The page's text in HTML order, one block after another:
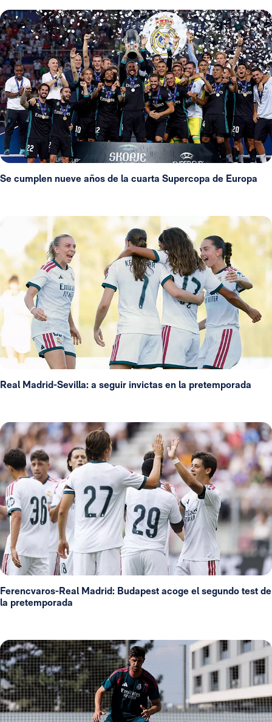
Se cumplen nueve años de la cuarta Supercopa de Europa
Real Madrid-Sevilla: a seguir invictas en la pretemporada
Ferencvaros-Real Madrid: Budapest acoge el segundo test de
la pretemporada